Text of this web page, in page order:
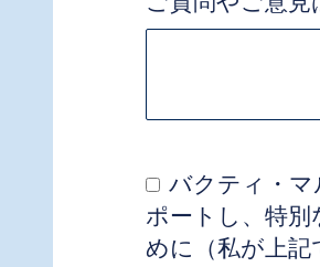
バクティ・
ポートし、特
めに（私が上